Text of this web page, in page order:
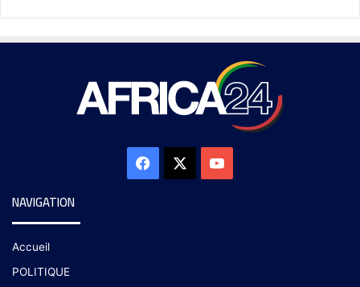
NAVIGATION
Accueil
POLITIQUE